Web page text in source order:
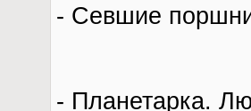
- Севшие
- Планетарка.